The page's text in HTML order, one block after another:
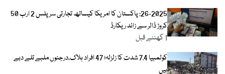
26-2025: پاکستان کا امریکا کیساتھ تجارتی سرپلس 2 ارب 50
کروڑ ڈالر سے زائد ریکارڈ
1 گھنٹے قبل
کولمبیا 7.4 شدت کا زلزلہ؛ 47 افراد ہلاک،درجنوں ملبے تلے دبے
ہیں